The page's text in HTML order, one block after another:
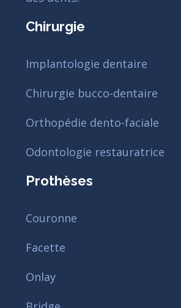
Chirurgie
Implantologie dentaire
Chirurgie bucco-dentaire
Orthopédie dento-faciale
Odontologie restauratrice
Prothèses
Couronne
Facette
Onlay